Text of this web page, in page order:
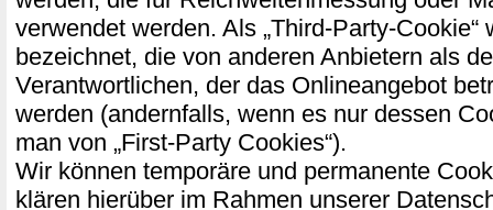
verwendet werden. Als „Third-Party-Cookie“
bezeichnet, die von anderen Anbietern als
Verantwortlichen, der das Onlineangebot
werden (andernfalls, wenn es nur dessen
man von „First-Party Cookies“).
Wir können temporäre und permanente
klären hierüber im Rahmen unserer